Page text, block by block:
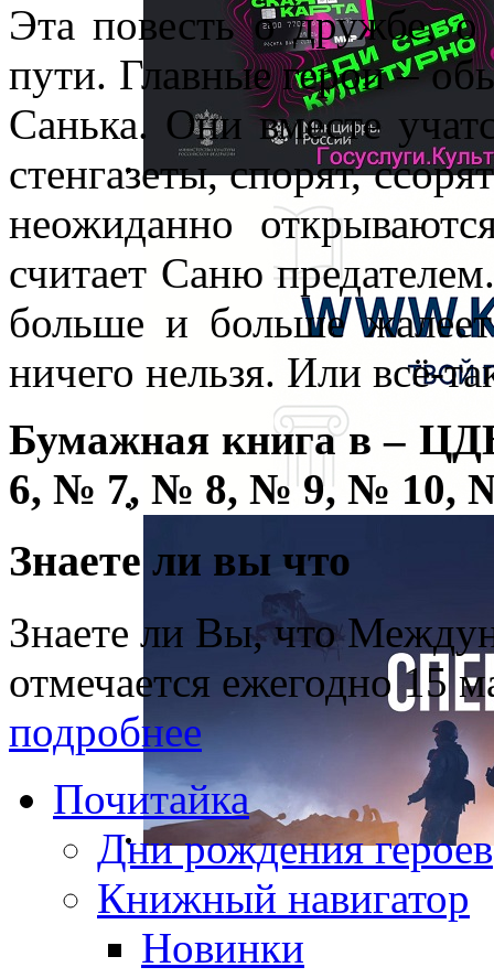
Эта повесть о дружбе,
пути. Главные герои –
Санька. Они вместе
стенгазеты, спорят,
неожиданно
считает Саню
больше и больше
ничего нельзя. Или всё-
Бумажная книга в –
6, № 7, № 8, № 9, № 10,
Знаете ли вы что
Знаете ли Вы, что
отмечается ежегодно 15
подробнее
Почитайка
Дни рождения героев
Книжный навигатор
Новинки